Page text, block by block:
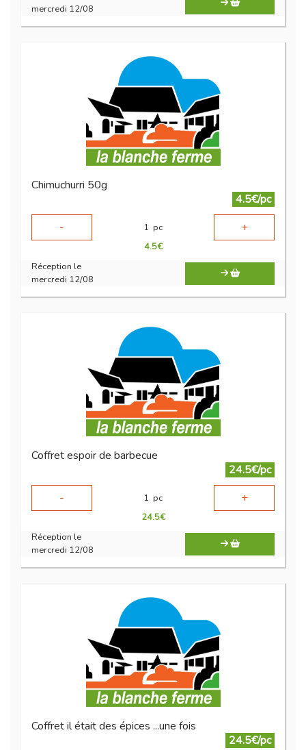
mercredi 12/08
Chimuchurri 50g
4.5€/pc
-
1 pc +
4.5€
Réception le
mercredi 12/08
Coffret espoir de barbecue
24.5€/pc
-
1 pc +
24.5€
Réception le
mercredi 12/08
Coffret il était des épices ...une fois
24.5€/pc